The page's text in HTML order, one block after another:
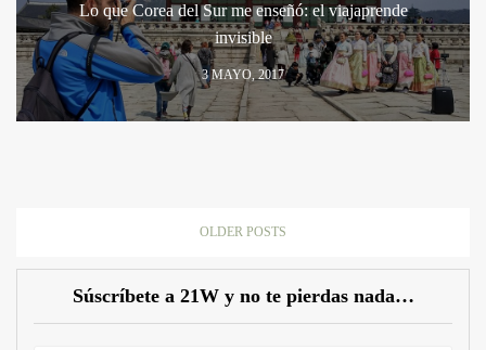
Lo que Corea del Sur me enseñó: el viajaprende
invisible
3 MAYO, 2017
OLDER POSTS
Súscríbete a 21W y no te pierdas nada…